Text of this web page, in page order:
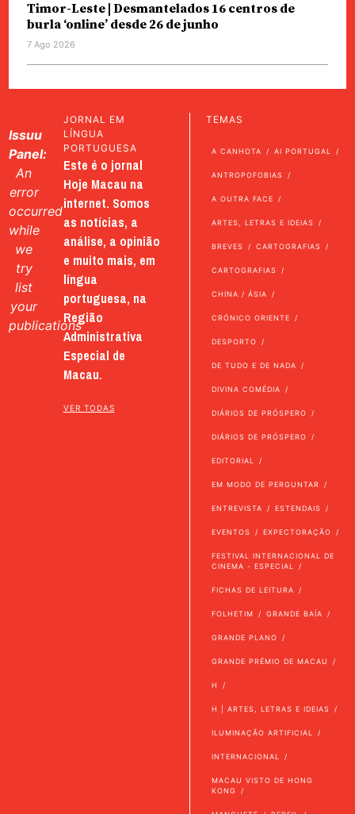
Timor-Leste | Desmantelados 16 centros de
burla ‘online’ desde 26 de junho
7 Ago 2026
Issuu
Panel:
An
error
occurred
while
we
try
list
your
publications
JORNAL EM
LÍNGUA
PORTUGUESA
Este é o jornal
Hoje Macau na
internet. Somos
as notícias, a
análise, a opinião
e muito mais, em
língua
portuguesa, na
Região
Administrativa
Especial de
Macau.
VER TODAS
TEMAS
A CANHOTA AI PORTUGAL
ANTROPOFOBIAS
A OUTRA FACE
ARTES, LETRAS E IDEIAS
BREVES CARTOGRAFIAS
CARTOGRAFIAS
CHINA / ÁSIA
CRÓNICO ORIENTE
DESPORTO
DE TUDO E DE NADA
DIVINA COMÉDIA
DIÁRIOS DE PRÓSPERO
DIÁRIOS DE PRÓSPERO
EDITORIAL
EM MODO DE PERGUNTAR
ENTREVISTA ESTENDAIS
EVENTOS EXPECTORAÇÃO
FESTIVAL INTERNACIONAL DE
CINEMA - ESPECIAL
FICHAS DE LEITURA
FOLHETIM GRANDE BAÍA
GRANDE PLANO
GRANDE PRÉMIO DE MACAU
H
H | ARTES, LETRAS E IDEIAS
ILUMINAÇÃO ARTIFICIAL
INTERNACIONAL
MACAU VISTO DE HONG
KONG